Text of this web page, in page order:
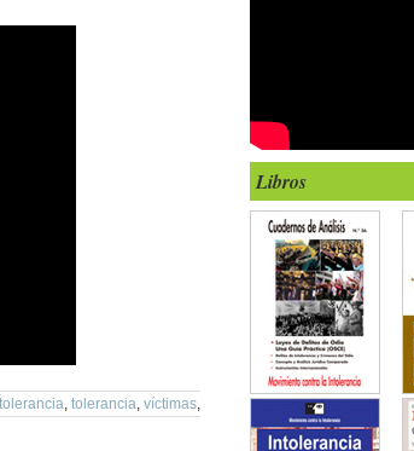
, tolerancia, víctimas,
Libros